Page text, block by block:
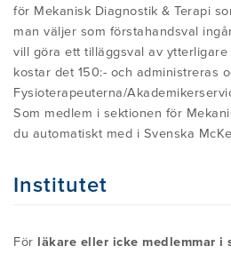
MDT/
LÄNDRYGGSBESVÄR
PATIENTBERÄTTELSER
PATIENTBERÄTTELSER
FORSKNING OCH
INFORMATION FÖR
MATERIAL TILL
DIPLOMA I MDT
MDT)
VANLIGA FRÅGOR
MDT PÅ YOUTUBE
MCKENZIEMETODENS
SVENSKA
STYRELSE
Medlemmar inlog
för Mekanisk Diagnostik & Terapi
man väljer som förstahandsval
vill göra ett tilläggsval av
kostar det 150:- och administreras
Fysioterapeuterna/
Som medlem i sektionen för
du automatiskt med i Svenska
Institutet
För läkare eller icke medlemmar i